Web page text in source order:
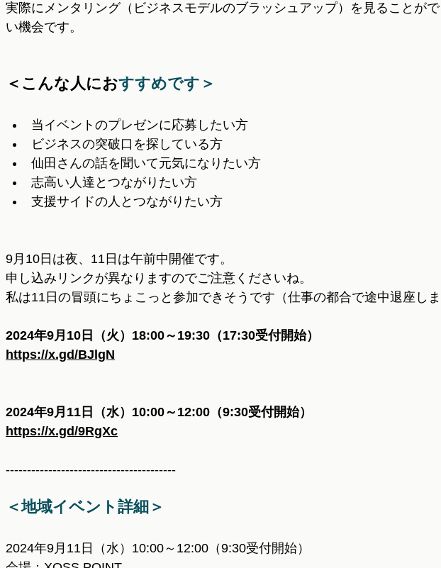
実際にメンタリング（ビジネスモデルのブラッシュアップ）を見ることが
い機会です。
＜こんな人におすすめです＞
当イベントのプレゼンに応募したい方
ビジネスの突破口を探している方
仙田さんの話を聞いて元気になりたい方
志高い人達とつながりたい方
支援サイドの人とつながりたい方
9月10日は夜、11日は午前中開催です。
申し込みリンクが異なりますのでご注意くださいね。
私は11日の冒頭にちょこっと参加できそうです（仕事の都合で途中退座し
2024年9月10日（火）18:00～19:30（17:30受付開始）
https://x.gd/BJlgN
2024年9月11日（水）10:00～12:00（9:30受付開始）
https://x.gd/9RgXc
----------------------------------------
＜地域イベント詳細＞
2024年9月11日（水）10:00～12:00（9:30受付開始）